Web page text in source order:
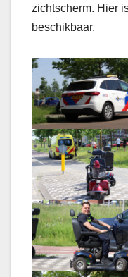
zichtscherm. Hier
beschikbaar.